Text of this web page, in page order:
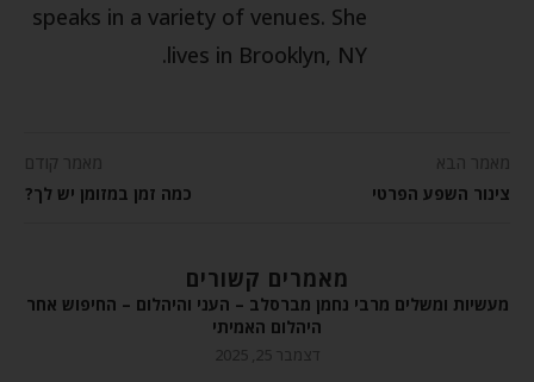
speaks in a variety of venues. She
lives in Brooklyn, NY.
מאמר הבא
צינור השפע הפרטי
מאמר קודם
כמה זמן במזומן יש לך?
מאמרים קשורים
מעשיות ומשלים מרבי נחמן מברסלב – העני והיהלום – החיפוש אחר
היהלום האמיתי
דצמבר 25, 2025